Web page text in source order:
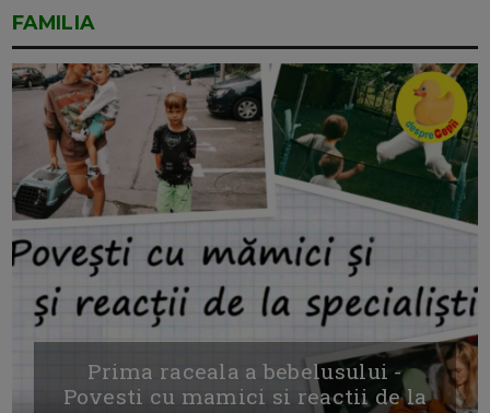
FAMILIA
Prima raceala a bebelusului -
Povesti cu mamici si reactii de la